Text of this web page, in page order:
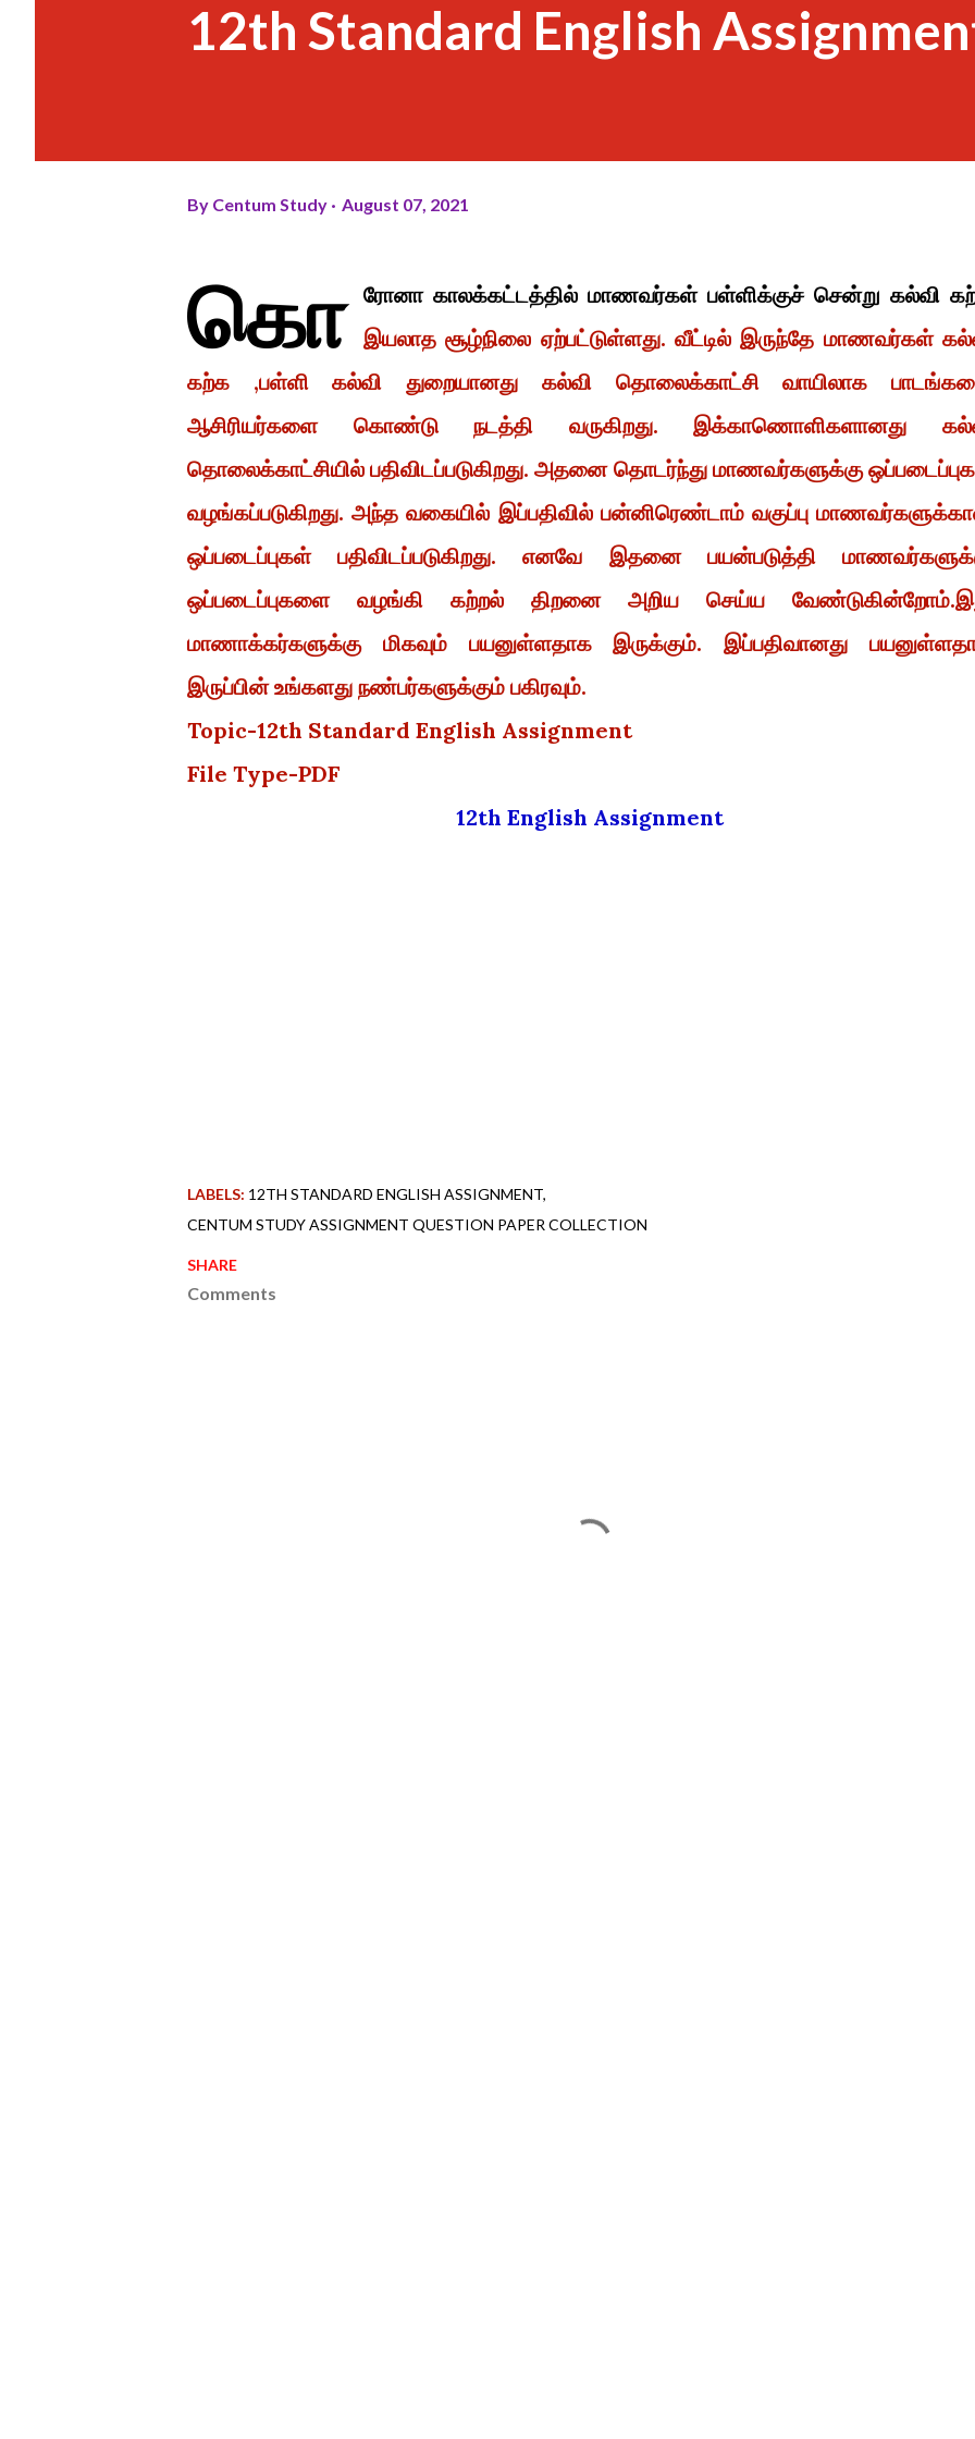
12th Standard English
By Centum Study August 07, 2021
கொ
ரோனா காலக்கட்டத்தில் மாணவர்கள் பள்ளிக்குச் சென்று கல்வி
இயலாத சூழ்நிலை ஏற்பட்டுள்ளது. வீட்டில் இருந்தே மாணவர்கள்
கற்க ,பள்ளி கல்வி துறையானது கல்வி தொலைக்காட்சி வாயிலாக
ஆசிரியர்களை கொண்டு நடத்தி வருகிறது. இக்காணொளிகளானது
தொலைக்காட்சியில் பதிவிடப்படுகிறது. அதனை தொடர்ந்து மாணவர்களுக்கு
வழங்கப்படுகிறது. அந்த வகையில் இப்பதிவில் பன்னிரெண்டாம் வகுப்பு
ஒப்படைப்புகள் பதிவிடப்படுகிறது. எனவே இதனை பயன்படுத்தி
ஒப்படைப்புகளை வழங்கி கற்றல் திறனை அறிய செய்ய
மாணாக்கர்களுக்கு மிகவும் பயனுள்ளதாக இருக்கும். இப்பதிவானது
இருப்பின் உங்களது நண்பர்களுக்கும் பகிரவும்.
Topic-12th Standard English Assignment
File Type-PDF
12th English Assignment
LABELS: 12TH STANDARD ENGLISH ASSIGNMENT
CENTUM STUDY ASSIGNMENT QUESTION PAPER COLLECTION
SHARE
Comments